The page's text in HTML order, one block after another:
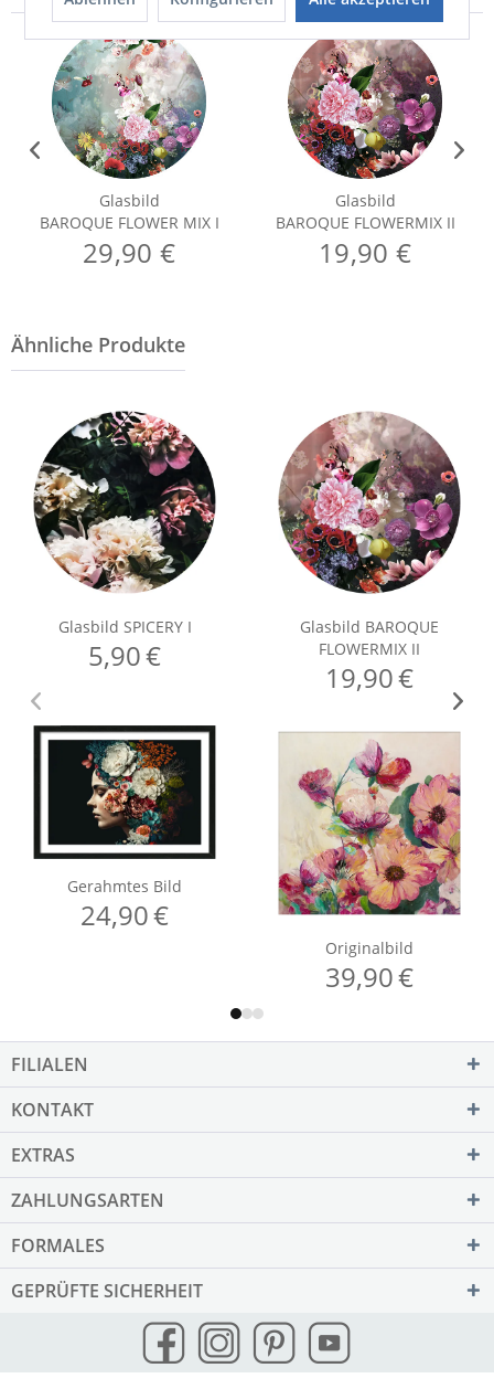
Glasbild
BAROQUE FLOWER MIX I
29,90 €
Glasbild
BAROQUE FLOWERMIX II
19,90 €
FILIALEN
KONTAKT
EXTRAS
ZAHLUNGSARTEN
FORMALES
GEPRÜFTE SICHERHEIT